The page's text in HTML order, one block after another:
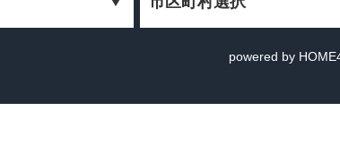
powered by